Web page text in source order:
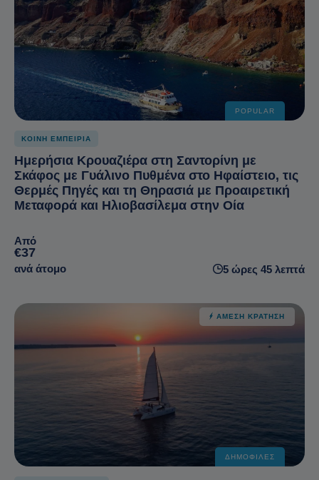
POPULAR
ΚΟΙΝΗ ΕΜΠΕΙΡΙΑ
Ημερήσια Κρουαζιέρα στη Σαντορίνη με
Σκάφος με Γυάλινο Πυθμένα στο Ηφαίστειο, τις
Θερμές Πηγές και τη Θηρασιά με Προαιρετική
Μεταφορά και Ηλιοβασίλεμα στην Οία
Από
€37
ανά άτομο 5 ώρες 45 λεπτά
ΆΜΕΣΗ ΚΡΆΤΗΣΗ
ΔΗΜΟΦΙΛΈΣ